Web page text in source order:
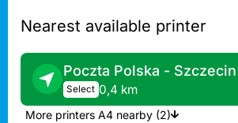
Nearest available printer
Select 0,4 km
More printers A4 nearby (2)